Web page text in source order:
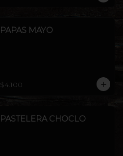
PAPAS MAYO
$4.100
PASTELERA CHOCLO